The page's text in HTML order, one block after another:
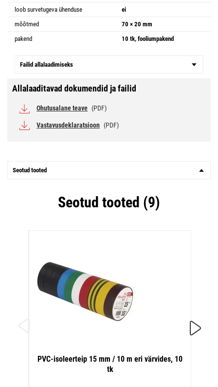
loob survetugeva ühenduse
ei
mõõtmed
70 × 20 mm
pakend
10 tk, fooliumpakend
Failid allalaadimiseks
Allalaaditavad dokumendid ja failid
Ohutusalane teave (PDF)
Vastavusdeklaratsioon (PDF)
Seotud tooted
Seotud tooted (9)
PVC-isoleerteip 15 mm / 10 m eri värvides, 10
tk